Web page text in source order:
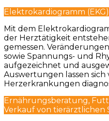
Elektrokardiogramm (EKG)
Mit dem
der Herztätigkeit
gemessen.
sowie Spannungs- und
aufgezeichnet und
Auswertungen lassen sich
Herzerkrankungen
Ernährungsberatung,
Verkauf von tierärztlichen